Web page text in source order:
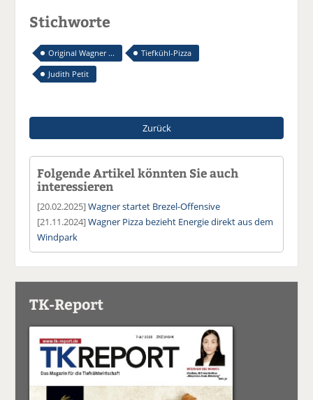
Stichworte
Original Wagner ...
Tiefkühl-Pizza
Judith Petit
Zurück
Folgende Artikel könnten Sie auch
interessieren
[20.02.2025]Wagner startet Brezel-Offensive
[21.11.2024]Wagner Pizza bezieht Energie direkt aus dem
Windpark
TK-Report